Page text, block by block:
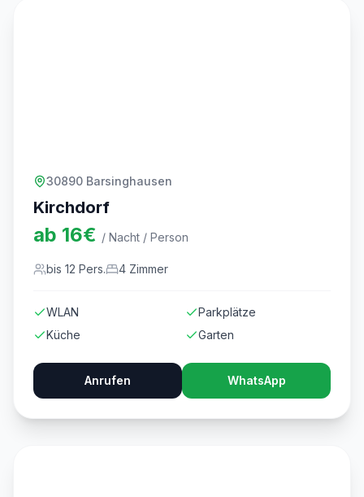
30890 Barsinghausen
Kirchdorf
ab 16€ / Nacht / Person
bis 12 Pers. 4 Zimmer
WLAN
Parkplätze
Küche
Garten
Anrufen WhatsApp